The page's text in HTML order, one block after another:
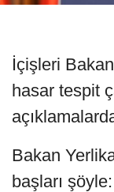
İçişleri
hasar tespit
Bakan
başları şöyle: